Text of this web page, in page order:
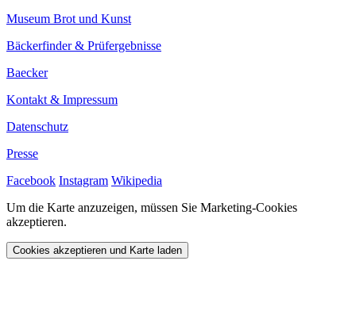
Museum Brot und Kunst
Bäckerfinder & Prüfergebnisse
Baecker
Kontakt & Impressum
Datenschutz
Presse
Facebook Instagram Wikipedia
Um die Karte anzuzeigen, müssen Sie Marketing-Cookies
akzeptieren.
Cookies akzeptieren und Karte laden